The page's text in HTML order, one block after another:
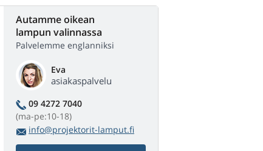
Autamme oikean
lampun valinnassa
Palvelemme englanniksi
Eva
asiakaspalvelu
09 4272 7040
(ma-pe:10-18)
info@projektorit-lamput.fi